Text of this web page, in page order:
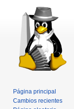
Página principal
Cambios recientes